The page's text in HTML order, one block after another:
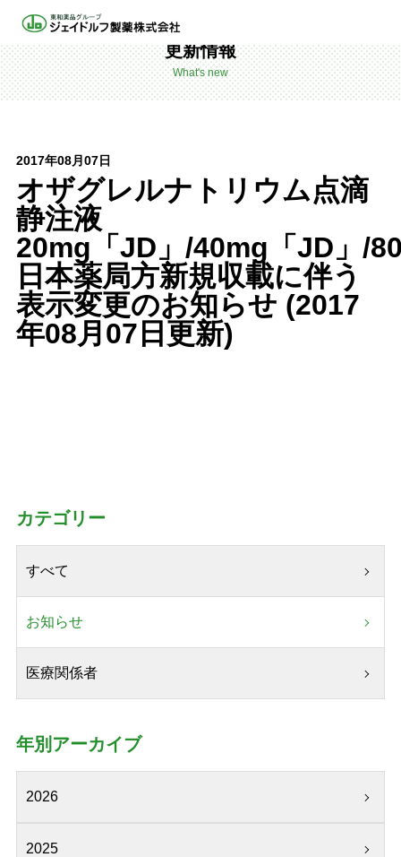
更新情報
What's new
2017年08月07日
オザグレルナトリウム点滴
静注液
20mg「JD」/40mg「JD」/
日本薬局方新規収載に伴う
表示変更のお知らせ (2017
年08月07日更新)
カテゴリー
すべて
お知らせ
医療関係者
年別アーカイブ
2026
2025